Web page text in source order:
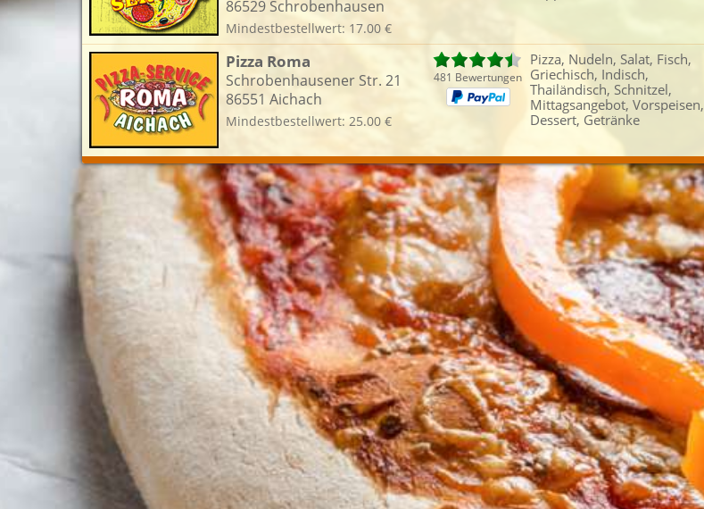
Liefertermin:
sofort
für um :
86529 Schrobenhausen
Mindestbestellwert: 17.00 €
Pizza Roma
Schrobenhausener Str. 21
86551 Aichach
Mindestbestellwert: 25.00 €
481 Bewertungen
Pizza, Nudeln, Salat, Fisch,
Griechisch, Indisch,
Thailändisch, Schnitzel,
Mittagsangebot, Vorspeisen,
Dessert, Getränke